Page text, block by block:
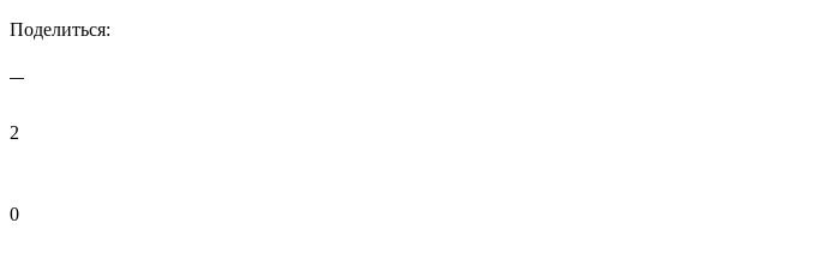
Поделиться:
2
0